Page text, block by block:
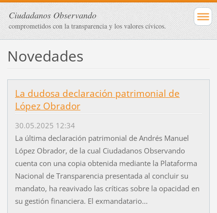
Ciudadanos Observando
comprometidos con la transparencia y los valores cívicos.
Novedades
La dudosa declaración patrimonial de
López Obrador
30.05.2025 12:34
La última declaración patrimonial de Andrés Manuel
López Obrador, de la cual Ciudadanos Observando
cuenta con una copia obtenida mediante la Plataforma
Nacional de Transparencia presentada al concluir su
mandato, ha reavivado las críticas sobre la opacidad en
su gestión financiera. El exmandatario...